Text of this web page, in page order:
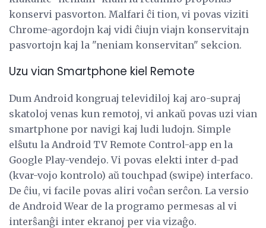
konservi pasvorton. Malfari ĉi tion, vi povas viziti
Chrome-agordojn kaj vidi ĉiujn viajn konservitajn
pasvortojn kaj la "neniam konservitan" sekcion.
Uzu vian Smartphone kiel Remote
Dum Android kongruaj televidiloj kaj aro-supraj
skatoloj venas kun remotoj, vi ankaŭ povas uzi vian
smartphone por navigi kaj ludi ludojn. Simple
elŝutu la Android TV Remote Control-app en la
Google Play-vendejo. Vi povas elekti inter d-pad
(kvar-vojo kontrolo) aŭ touchpad (swipe) interfaco.
De ĉiu, vi facile povas aliri voĉan serĉon. La versio
de Android Wear de la programo permesas al vi
interŝanĝi inter ekranoj per via vizaĝo.